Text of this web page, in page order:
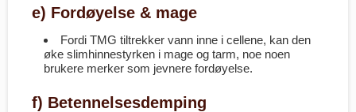
e) Fordøyelse & mage
Fordi TMG tiltrekker vann inne i cellene, kan den
øke slimhinne­styrken i mage og tarm, noe noen
brukere merker som jevnere fordøyelse.
f) Betennelsesdemping